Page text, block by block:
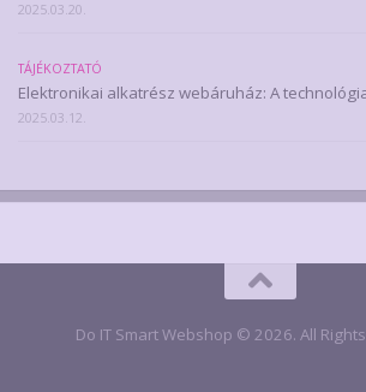
2025.03.20.
TÁJÉKOZTATÓ
Elektronikai alkatrész webáruház: A
2025.03.12.
Do IT Smart Webshop © 2026. All